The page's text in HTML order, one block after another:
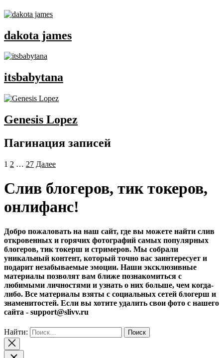
dakota james
itsbabytana
Genesis Lopez
Пагинация записей
1 2 … 27 Далее
Слив блогеров, тик токеров,
онлифанс!
Добро пожаловать на наш сайт, где вы можете найти слив
откровенных и горячих фотографий самых популярных
блогеров, тик токерш и стримеров. Мы собрали
уникальный контент, который точно вас заинтересует и
подарит незабываемые эмоции. Наши эксклюзивные
материалы позволят вам ближе познакомиться с
любимыми личностями и узнать о них больше, чем когда-
либо. Все материалы взяты с социальных сетей блогерш и
знаменитостей. Если вы хотите удалить свои фото с нашего
сайта - support@slivv.ru
Найти: